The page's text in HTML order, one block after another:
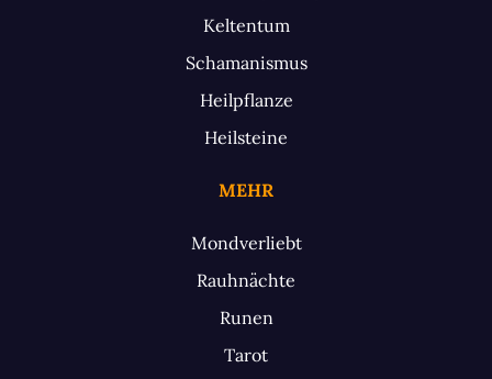
Keltentum
Schamanismus
Heilpflanze
Heilsteine
MEHR
Mondverliebt
Rauhnächte
Runen
Tarot